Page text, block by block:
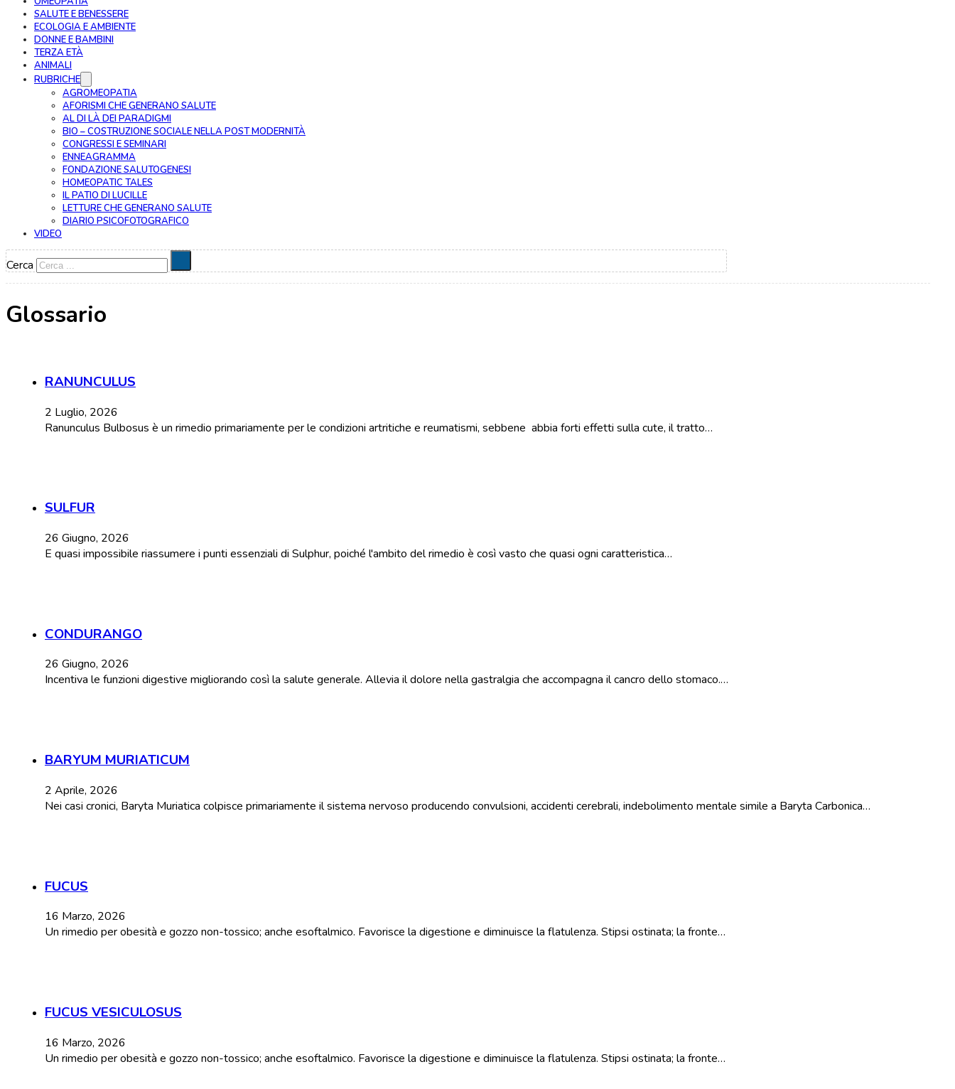
SALUTE E BENESSERE
ECOLOGIA E AMBIENTE
DONNE E BAMBINI
TERZA ETÀ
ANIMALI
RUBRICHE
AGROMEOPATIA
AFORISMI CHE GENERANO SALUTE
AL DI LÀ DEI PARADIGMI
BIO – COSTRUZIONE SOCIALE NELLA POST MODERNITÀ
CONGRESSI E SEMINARI
ENNEAGRAMMA
FONDAZIONE SALUTOGENESI
HOMEOPATIC TALES
IL PATIO DI LUCILLE
LETTURE CHE GENERANO SALUTE
DIARIO PSICOFOTOGRAFICO
VIDEO
Cerca
Glossario
RANUNCULUS
2 Luglio, 2026
Ranunculus Bulbosus è un rimedio primariamente per le condizioni artritiche e reumatismi, sebbene abbia forti effetti sulla cute, il tratto…
SULFUR
26 Giugno, 2026
E quasi impossibile riassumere i punti essenziali di Sulphur, poiché l'ambito del rimedio è così vasto che quasi ogni caratteristica…
CONDURANGO
26 Giugno, 2026
Incentiva le funzioni digestive migliorando così la salute generale. Allevia il dolore nella gastralgia che accompagna il cancro dello stomaco.…
BARYUM MURIATICUM
2 Aprile, 2026
Nei casi cronici, Baryta Muriatica colpisce primariamente il sistema nervoso producendo convulsioni, accidenti cerebrali, indebolimento mentale simile a Baryta Carbonica…
FUCUS
16 Marzo, 2026
Un rimedio per obesità e gozzo non-tossico; anche esoftalmico. Favorisce la digestione e diminuisce la flatulenza. Stipsi ostinata; la fronte…
FUCUS VESICULOSUS
16 Marzo, 2026
Un rimedio per obesità e gozzo non-tossico; anche esoftalmico. Favorisce la digestione e diminuisce la flatulenza. Stipsi ostinata; la fronte…